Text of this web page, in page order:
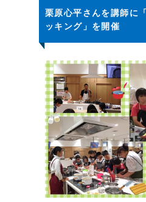
栗原心平さんを講師に
ッキング」を開催